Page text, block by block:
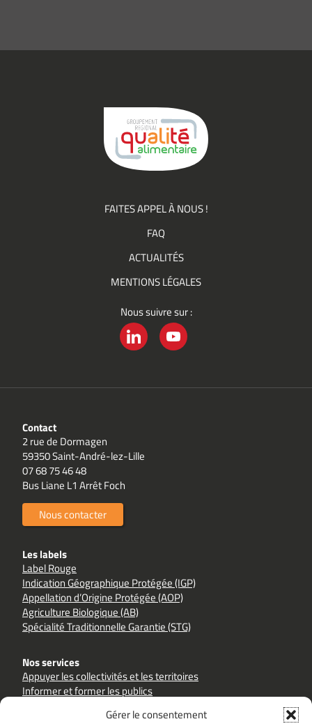
Gérer le consentement
FAITES APPEL À NOUS !
FAQ
ACTUALITÉS
MENTIONS LÉGALES
Nous suivre sur :
Contact
2 rue de Dormagen
59350 Saint-André-lez-Lille
07 68 75 46 48
Bus Liane L1 Arrêt Foch
Nous contacter
Les labels
Label Rouge
Indication Géographique Protégée (IGP)
Appellation d’Origine Protégée (AOP)
Agriculture Biologique (AB)
Spécialité Traditionnelle Garantie (STG)
Nos services
Appuyer les collectivités et les territoires
Informer et former les publics